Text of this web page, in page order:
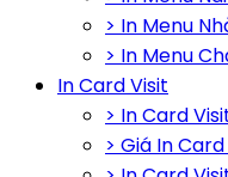
> In Menu
> In Menu
In Card Visit
> In Card
> Giá In